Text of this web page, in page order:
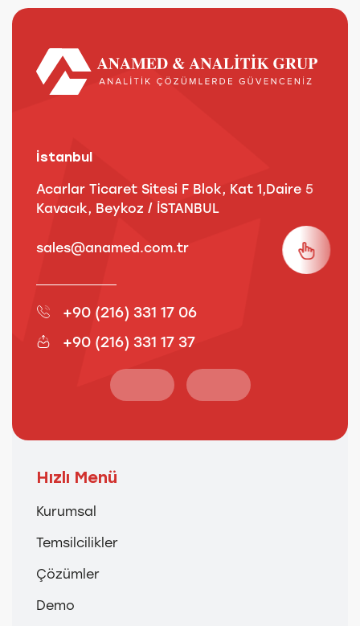
İstanbul
Acarlar Ticaret Sitesi F Blok, Kat 1,Daire 5
Kavacık, Beykoz / İSTANBUL
sales@anamed.com.tr
+90 (216) 331 17 06
+90 (216) 331 17 37
Hızlı Menü
Kurumsal
Temsilcilikler
Çözümler
Demo